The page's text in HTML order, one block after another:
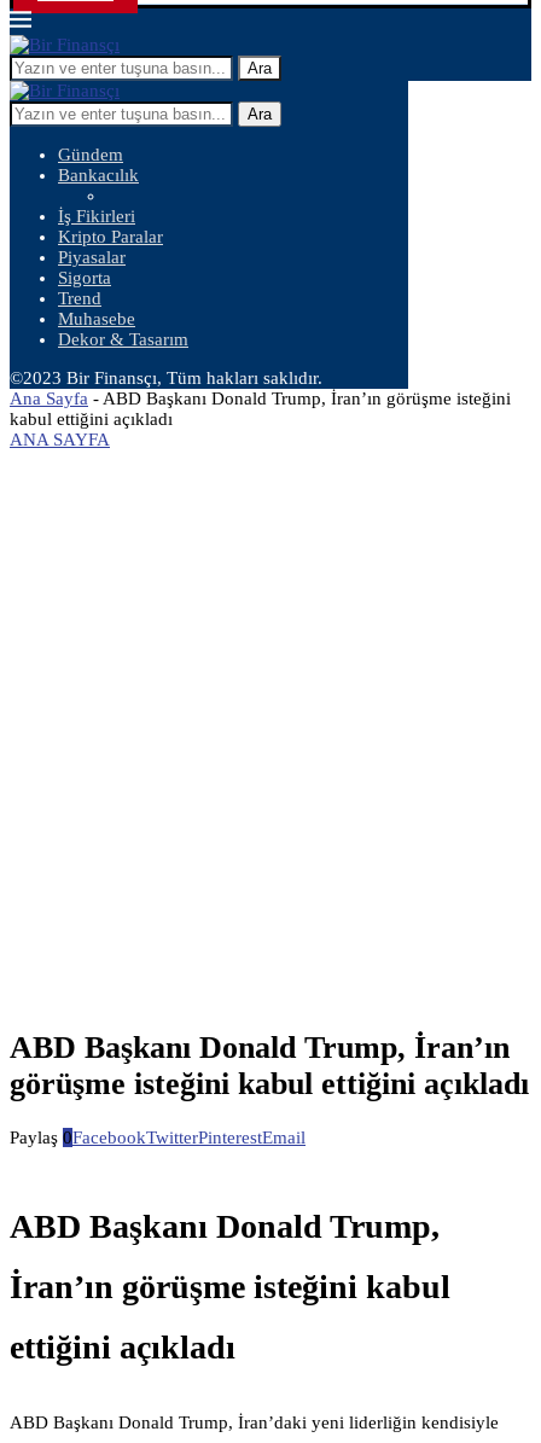
Ara
Ara
Gündem
Bankacılık
İş Fikirleri
Kripto Paralar
Piyasalar
Sigorta
Trend
Muhasebe
Dekor & Tasarım
©2023 Bir Finansçı, Tüm hakları saklıdır.
Ana Sayfa - ABD Başkanı Donald Trump, İran’ın görüşme isteğini
kabul ettiğini açıkladı
ANA SAYFA
ABD Başkanı Donald Trump, İran’ın
görüşme isteğini kabul ettiğini açıkladı
Paylaş 0FacebookTwitterPinterestEmail
ABD Başkanı Donald Trump,
İran’ın görüşme isteğini kabul
ettiğini açıkladı
ABD Başkanı Donald Trump, İran’daki yeni liderliğin kendisiyle